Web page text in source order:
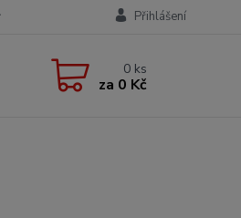
Přihlášení
0 ks
za 0 Kč